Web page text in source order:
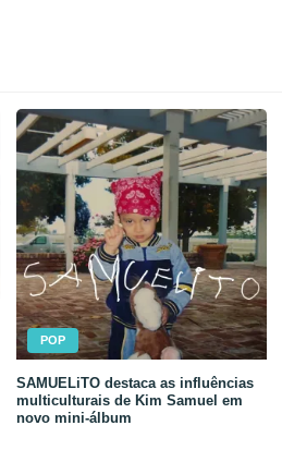
POP
SAMUELiTO destaca as influências
multiculturais de Kim Samuel em
novo mini-álbum